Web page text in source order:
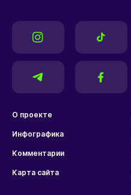
О проекте
Инфографика
Комментарии
Карта сайта